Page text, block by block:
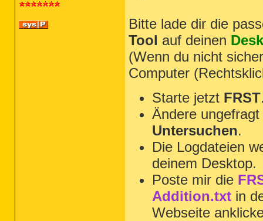
Bitte lade dir die
Tool auf deinen
(Wenn du nicht
Computer
Starte jetzt FRST
Ändere
Untersuchen.
Die Logdateien
deinem Desktop.
Poste mir die
Addition.txt in
Webseite